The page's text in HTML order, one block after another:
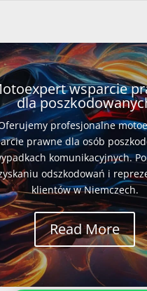
wsparcie
dla
profesjonalne
prawne dla osób
komunikacyjnych.
odszkodowań i
klientów w Niemczech.
Read More